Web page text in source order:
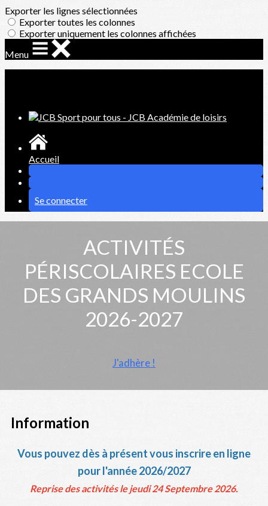
Exporter les lignes sélectionnées
Exporter toutes les colonnes
Exporter uniquement les colonnes affichées
Menu
Accueil
Se connecter
ACTIVITÉS
PÉRISCOLAIRES ECOLE
DES GRANDS MOULINS
2026-2027
J'adhère !
Information
Vous pouvez dès à présent vous inscrire en ligne
pour l'année 2026/2027
Reprise des activités le jeudi 24 Septembre 2026.